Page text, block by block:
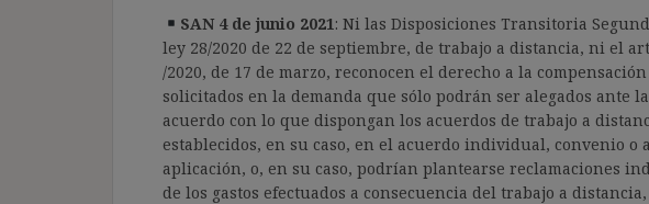
SAN 4 de junio 2021: Ni las Disposiciones Transitoria
ley 28/2020 de 22 de septiembre, de trabajo a distancia, ni el
/2020, de 17 de marzo, reconocen el derecho a la
solicitados en la demanda que sólo podrán ser alegados ante
acuerdo con lo que dispongan los acuerdos de trabajo a
establecidos, en su caso, en el acuerdo individual, convenio o
aplicación, o, en su caso, podrían plantearse reclamaciones
de los gastos efectuados a consecuencia del trabajo a